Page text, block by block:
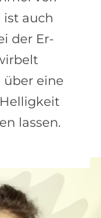
ist auch
der Er­
über eine
lassen.